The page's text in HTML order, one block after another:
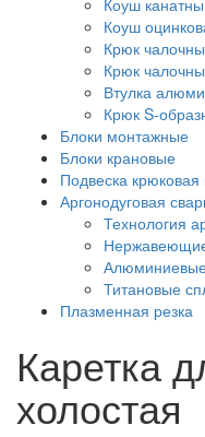
Коуш
Коуш
Крюк
Крюк
Втулка
Крюк S-
Блоки монтажные
Блоки крановые
Подвеска крюковая
Аргонодуговая
Технология
Титановые
Плазменная резка
Каретка
холостая